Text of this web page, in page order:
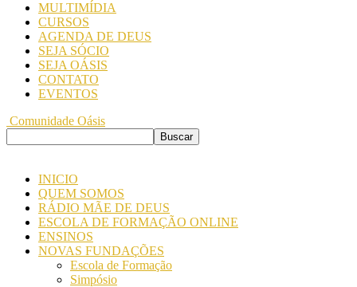
MULTIMÍDIA
CURSOS
AGENDA DE DEUS
SEJA SÓCIO
SEJA OÁSIS
CONTATO
EVENTOS
Comunidade Oásis
INICIO
QUEM SOMOS
RÁDIO MÃE DE DEUS
ESCOLA DE FORMAÇÃO ONLINE
ENSINOS
NOVAS FUNDAÇÕES
Escola de Formação
Simpósio